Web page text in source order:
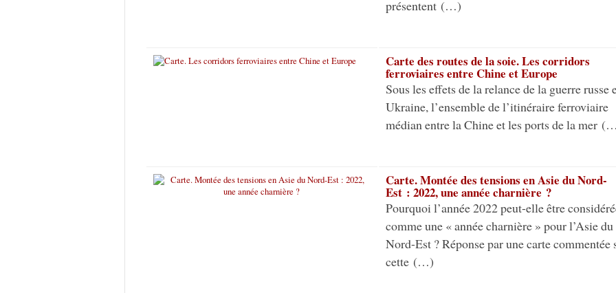
présentent (…)
Carte des routes de la soie. Les corridors
ferroviaires entre Chine et Europe
Sous les effets de la relance de la guerre russe
Ukraine, l’ensemble de l’itinéraire ferroviaire
médian entre la Chine et les ports de la mer
Carte. Montée des tensions en Asie du Nord-
Est : 2022, une année charnière ?
Pourquoi l’année 2022 peut-elle être
comme une « année charnière » pour l’Asie du
Nord-Est ? Réponse par une carte commentée
cette (…)